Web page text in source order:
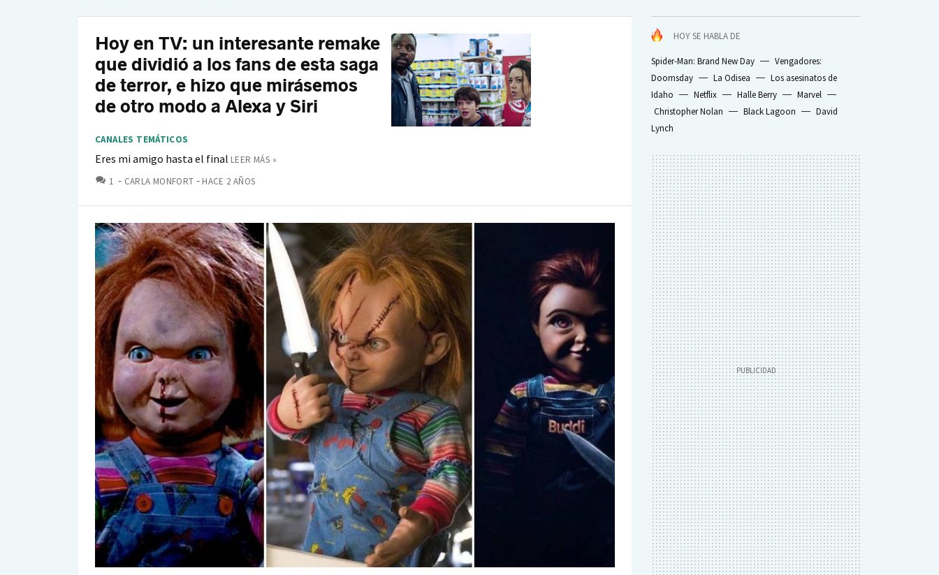
HOY SE HABLA DE
Spider-Man: Brand New Day
Vengadores:
Doomsday
La Odisea
Los asesinatos de
Idaho
Netflix Halle Berry
Marvel
Christopher Nolan
Black Lagoon
David
Lynch
Hoy en TV: un interesante remake
que dividió a los fans de esta saga
de terror, e hizo que mirásemos
de otro modo a Alexa y Siri
CANALES TEMÁTICOS
Eres mi amigo hasta el final LEER MÁS »
1 COMENTARIOS
CARLA MONFORT HACE 2 AÑOS